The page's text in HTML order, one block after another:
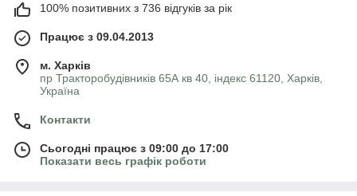
100% позитивних з 736 відгуків за рік
Працює з 09.04.2013
м. Харків
пр Тракторобудівників 65А кв 40, індекс 61120, Харків,
Україна
Контакти
Сьогодні працює з 09:00 до 17:00
Показати весь графік роботи